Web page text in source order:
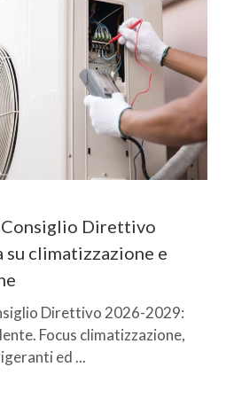
Direttivo
climatizzazione e
Direttivo 2026-2029:
Focus climatizzazione,
ed ...